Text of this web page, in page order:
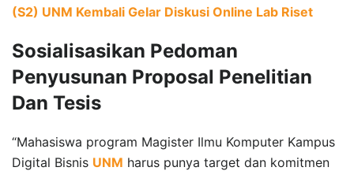
(S2) UNM Kembali Gelar Diskusi Online Lab Riset
Sosialisasikan Pedoman
Penyusunan Proposal Penelitian
Dan Tesis
“Mahasiswa program Magister Ilmu Komputer Kampus
Digital Bisnis UNM harus punya target dan komitmen